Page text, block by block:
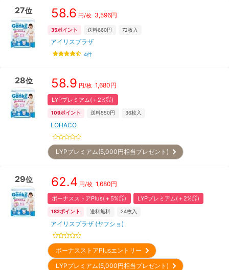
27位 58.6 円/枚 3,596円
35ポイント 送料660円 72枚入
アイリスプラザ
4件
28位 58.9 円/枚 1,680円
LYPプレミアム(＋2%㌽)
109ポイント 送料550円 36枚入
LOHACO
LYPプレミアム(5,000円相当プレゼント)
29位 62.4 円/枚 1,680円
ボーナスストアPlus(＋5%㌽) LYPプレミアム(＋2%㌽)
182ポイント 送料無料 24枚入
アイリスプラザ (ヤフショ)
ボーナスストアPlusエントリー
LYPプレミアム(5,000円相当プレゼント)